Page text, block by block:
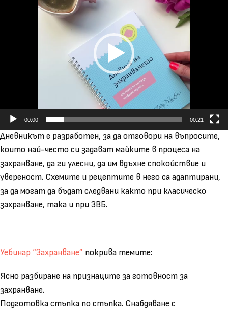
00:00 00:21
Дневникът е разработен, за да отговори на въпросите,
които най-често си задават майките в процеса на
захранване, да ги улесни, да им вдъхне спокойствие и
увереност. Схемите и рецептите в него са адаптирани,
за да могат да бъдат следвани както при класическо
захранване, така и при ЗВБ.
Уебинар “Захранване” покрива темите:
Ясно разбиране на признаците за готовност за
захранване.
Подготовка стъпка по стъпка. Снабдяване с